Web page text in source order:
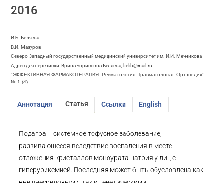
2016
И.Б. Беляева
В.И. Мазуров
Северо-Западный государственный медицинский университет им. И.И. Мечникова
Адрес для переписки: Ирина Борисовна Беляева, belib@mail.ru
"ЭФФЕКТИВНАЯ ФАРМАКОТЕРАПИЯ. Ревматология. Травматология. Ортопедия"
№ 1 (4)
Аннотация Статья Ссылки English
Подагра – системное тофусное заболевание,
развивающееся вследствие воспаления в месте
отложения кристаллов моноурата натрия у лиц с
гиперурикемией. Последняя может быть обусловлена как